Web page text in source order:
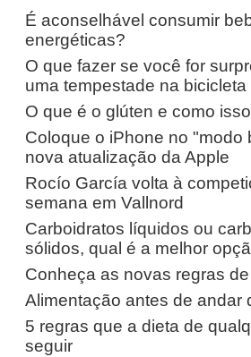
É aconselhável consumir
energéticas?
O que fazer se você for
uma tempestade na bicicleta
O que é o glúten e como
Coloque o iPhone no "modo
nova atualização da Apple
Rocío García volta à
semana em Vallnord
Carboidratos líquidos ou
sólidos, qual é a melhor
Conheça as novas regras
Alimentação antes de andar
5 regras que a dieta de
seguir